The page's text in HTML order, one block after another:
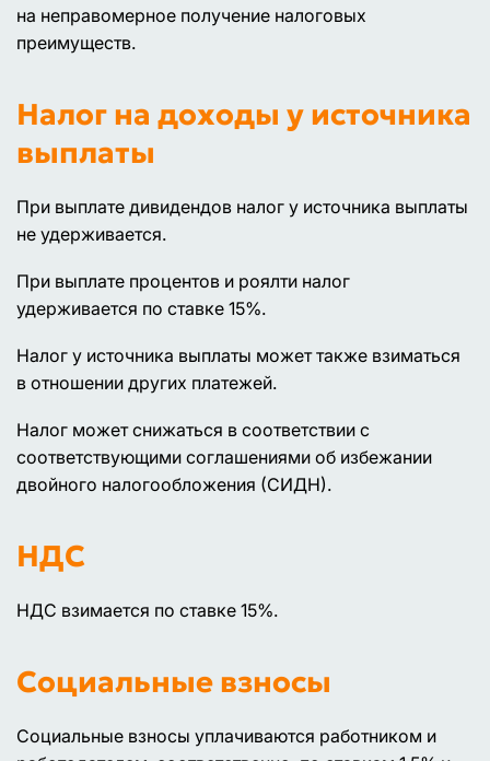
на неправомерное получение налоговых
преимуществ.
Налог на доходы у источника
выплаты
При выплате дивидендов налог у источника выплаты
не удерживается.
При выплате процентов и роялти налог
удерживается по ставке 15%.
Налог у источника выплаты может также взиматься
в отношении других платежей.
Налог может снижаться в соответствии с
соответствующими соглашениями об избежании
двойного налогообложения (СИДН).
НДС
НДС взимается по ставке 15%.
Социальные взносы
Социальные взносы уплачиваются работником и